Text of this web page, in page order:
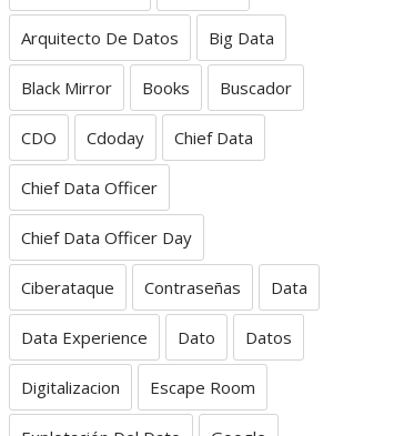
Arquitecto De Datos Big Data
Black Mirror Books Buscador
CDO Cdoday Chief Data
Chief Data Officer
Chief Data Officer Day
Ciberataque Contraseñas Data
Data Experience Dato Datos
Digitalizacion Escape Room